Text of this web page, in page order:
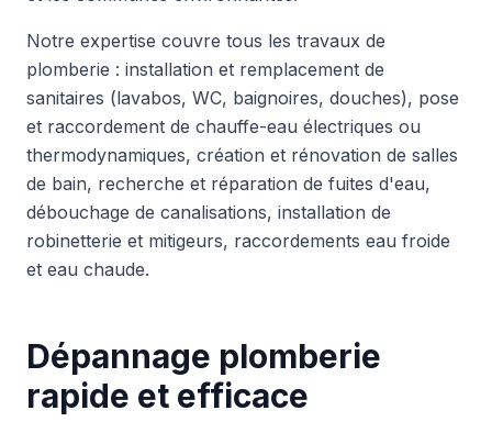
Notre expertise couvre tous les travaux de
plomberie : installation et remplacement de
sanitaires (lavabos, WC, baignoires, douches), pose
et raccordement de chauffe-eau électriques ou
thermodynamiques, création et rénovation de salles
de bain, recherche et réparation de fuites d'eau,
débouchage de canalisations, installation de
robinetterie et mitigeurs, raccordements eau froide
et eau chaude.
Dépannage plomberie
rapide et efficace